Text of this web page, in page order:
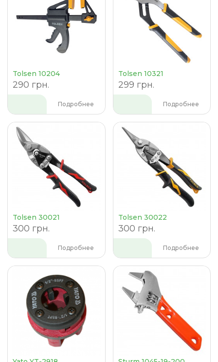
Tolsen 10204
290 грн.
Подробнее
Tolsen 10321
299 грн.
Подробнее
Tolsen 30021
300 грн.
Подробнее
Tolsen 30022
300 грн.
Подробнее